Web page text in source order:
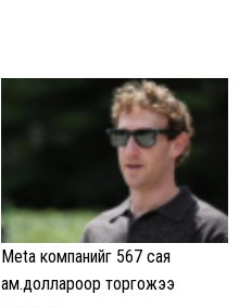
Meta компанийг 567 сая
ам.доллароор торгожээ